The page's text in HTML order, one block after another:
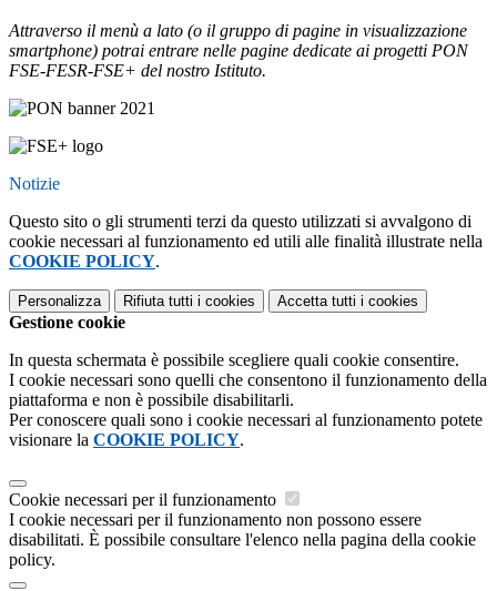
Attraverso il menù a lato (o il gruppo di pagine in visualizzazione
smartphone) potrai entrare nelle pagine dedicate ai progetti PON
FSE-FESR-FSE+ del nostro Istituto.
Notizie
Questo sito o gli strumenti terzi da questo utilizzati si avvalgono di
cookie necessari al funzionamento ed utili alle finalità illustrate nella
COOKIE POLICY.
Personalizza Rifiuta tutti i cookies Accetta tutti i cookies
Gestione cookie
In questa schermata è possibile scegliere quali cookie consentire.
I cookie necessari sono quelli che consentono il funzionamento della
piattaforma e non è possibile disabilitarli.
Per conoscere quali sono i cookie necessari al funzionamento potete
visionare la COOKIE POLICY.
Cookie necessari per il funzionamento
I cookie necessari per il funzionamento non possono essere
disabilitati. È possibile consultare l'elenco nella pagina della cookie
policy.